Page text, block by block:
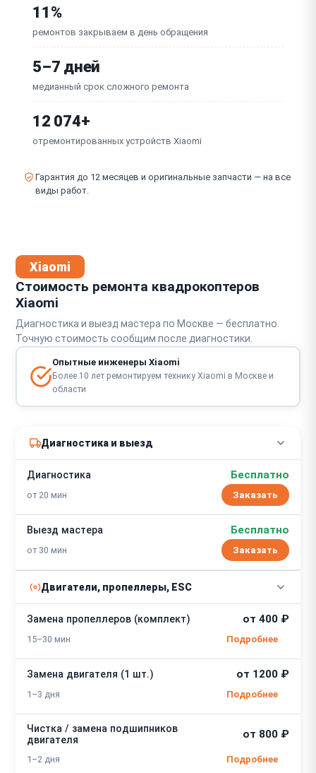
11%
ремонтов закрываем в день обращения
5–7 дней
медианный срок сложного ремонта
12 074+
отремонтированных устройств Xiaomi
Гарантия до 12 месяцев и оригинальные запчасти — на все
виды работ.
Xiaomi
Стоимость ремонта квадрокоптеров
Xiaomi
Диагностика и выезд мастера по Москве — бесплатно.
Точную стоимость сообщим после диагностики.
Опытные инженеры Xiaomi
Более 10 лет ремонтируем технику Xiaomi в Москве и
области
Диагностика и выезд
Диагностика
от 20 мин
Бесплатно
Заказать
Выезд мастера
от 30 мин
Бесплатно
Заказать
Двигатели, пропеллеры, ESC
Замена пропеллеров (комплект)
15–30 мин
от 400 ₽
Замена двигателя (1 шт.)
1–3 дня
от 1200 ₽
Чистка / замена подшипников
двигателя
1–2 дня
от 800 ₽